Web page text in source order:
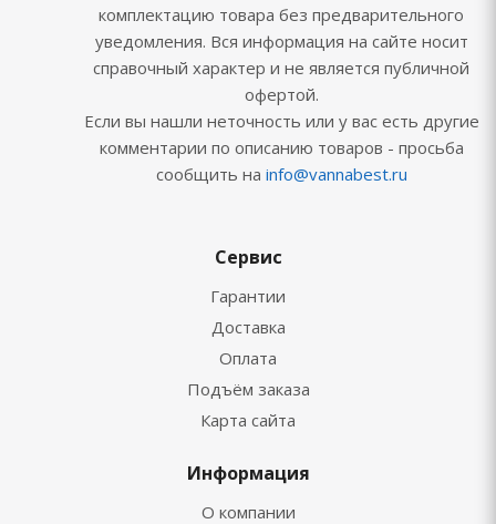
комплектацию товара без предварительного
уведомления. Вся информация на сайте носит
справочный характер и не является публичной
офертой.
Если вы нашли неточность или у вас есть другие
комментарии по описанию товаров - просьба
сообщить на info@vannabest.ru
Сервис
Гарантии
Доставка
Оплата
Подъём заказа
Карта сайта
Информация
О компании